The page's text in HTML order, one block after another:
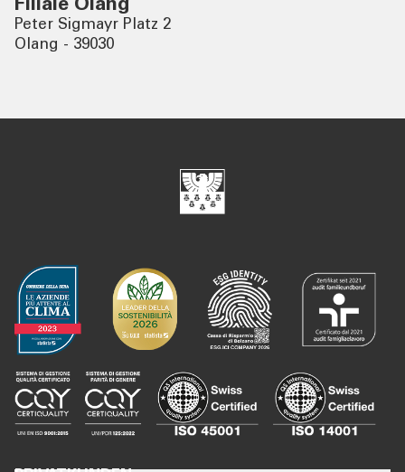
Filiale Olang
Peter Sigmayr Platz 2
Olang - 39030